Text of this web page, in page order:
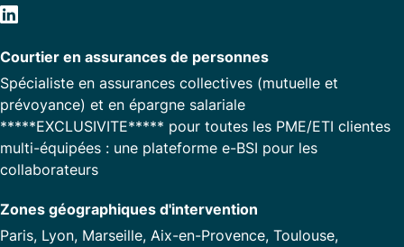
Courtier en assurances de personnes
Spécialiste en assurances collectives (mutuelle et
prévoyance) et en épargne salariale
*****EXCLUSIVITE***** pour toutes les PME/ETI clientes
multi-équipées : une plateforme e-BSI pour les
collaborateurs
Zones géographiques d'intervention
Paris, Lyon, Marseille, Aix-en-Provence, Toulouse,